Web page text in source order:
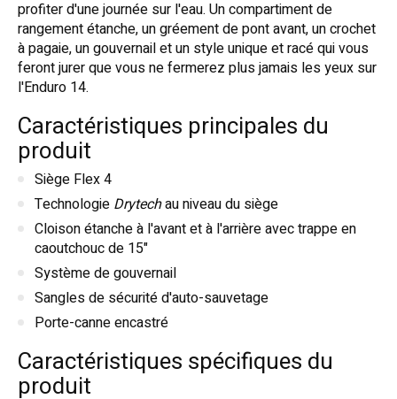
profiter d'une journée sur l'eau. Un compartiment de
rangement étanche, un gréement de pont avant, un crochet
à pagaie, un gouvernail et un style unique et racé qui vous
feront jurer que vous ne fermerez plus jamais les yeux sur
l'Enduro 14.
Caractéristiques principales du
produit
Siège Flex 4
Technologie Drytechau niveau du siège
Cloison étanche à l'avant et à l'arrière avec trappe en
caoutchouc de 15"
Système de gouvernail
Sangles de sécurité d'auto-sauvetage
Porte-canne encastré
Caractéristiques spécifiques du
produit